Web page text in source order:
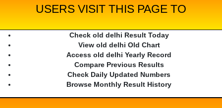
USERS VISIT THIS PAGE TO
Check old delhi Result Today
View old delhi Old Chart
Access old delhi Yearly Record
Compare Previous Results
Check Daily Updated Numbers
Browse Monthly Result History